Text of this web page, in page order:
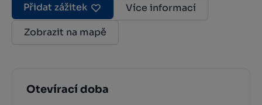
Přidat zážitek
Více informací
Zobrazit na mapě
Otevírací doba